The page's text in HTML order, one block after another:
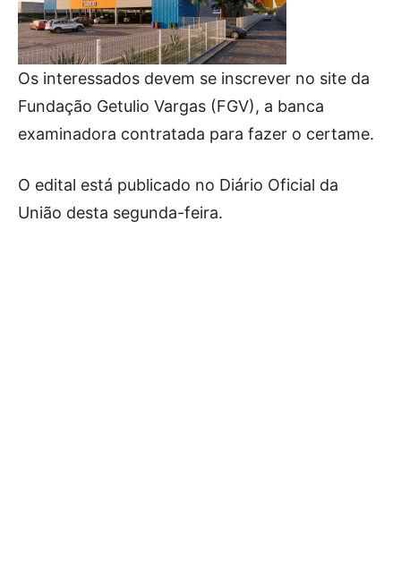
Os interessados devem se inscrever no site da
Fundação Getulio Vargas (FGV), a banca
examinadora contratada para fazer o certame.
O edital está publicado no Diário Oficial da
União desta segunda-feira.